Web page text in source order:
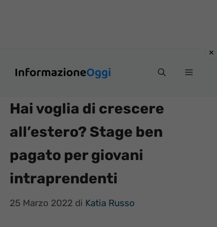
Menu
Hai voglia di crescere
all’estero? Stage ben
pagato per giovani
intraprendenti
25 Marzo 2022 di Katia Russo